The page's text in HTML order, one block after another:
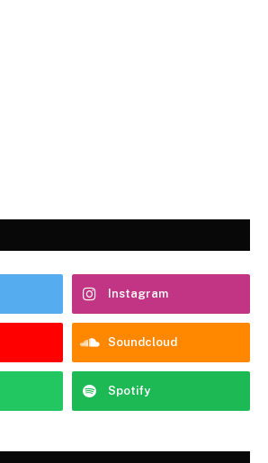
Instagram
Soundcloud
Spotify